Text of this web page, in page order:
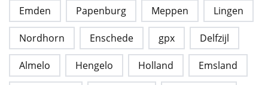
Emden Papenburg Meppen Lingen
Nordhorn Enschede gpx Delfzijl
Almelo Hengelo Holland Emsland